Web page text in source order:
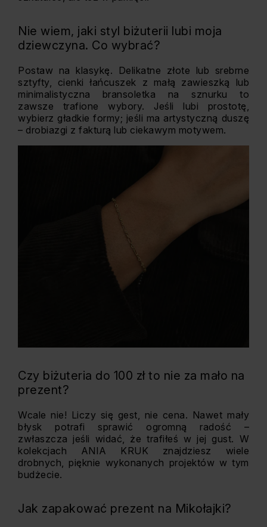
Nie wiem, jaki styl biżuterii lubi moja
dziewczyna. Co wybrać?
Postaw na klasykę. Delikatne złote lub srebrne
sztyfty, cienki łańcuszek z małą zawieszką lub
minimalistyczna bransoletka na sznurku to
zawsze trafione wybory. Jeśli lubi prostotę,
wybierz gładkie formy; jeśli ma artystyczną duszę
– drobiazgi z fakturą lub ciekawym motywem.
Czy biżuteria do 100 zł to nie za mało na
prezent?
Wcale nie! Liczy się gest, nie cena. Nawet mały
błysk potrafi sprawić ogromną radość –
zwłaszcza jeśli widać, że trafiłeś w jej gust. W
kolekcjach ANIA KRUK znajdziesz wiele
drobnych, pięknie wykonanych projektów w tym
budżecie.
Jak zapakować prezent na Mikołajki?